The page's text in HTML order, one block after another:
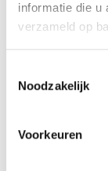
informatie die u
verzameld op
Noodzakelijk
Voorkeuren
Hoe veilig zijn